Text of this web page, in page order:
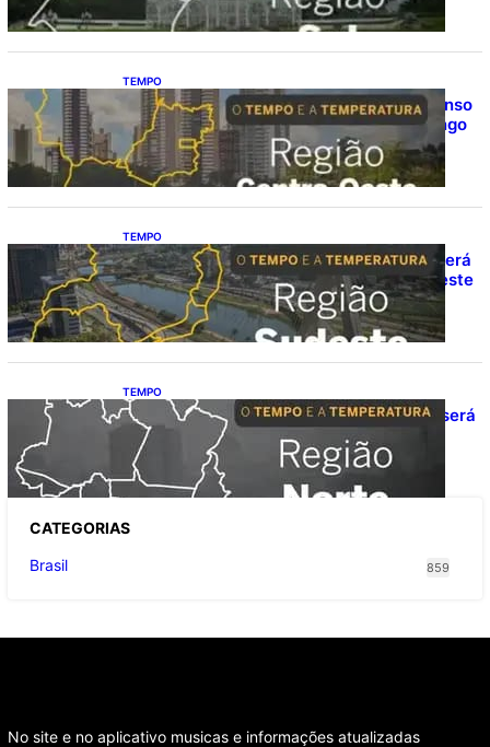
TEMPO
O TEMPO E A TEMPERATURA: calor intenso
predomina no Centro-Oeste neste domingo
(9)
TEMPO
O TEMPO E A TEMPERATURA: Sudeste terá
calor e possibilidade de chuva isolada neste
domingo (9)
TEMPO
O TEMPO E A TEMPERATURA: domingo será
de pancadas de chuva entre Amazonas,
Acre e Roraima
CATEGORIAS
Brasil
859
No site e no aplicativo musicas e informações atualizadas